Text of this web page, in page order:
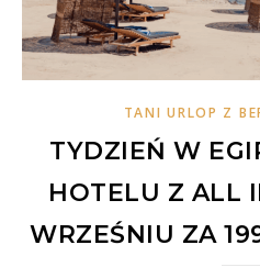
TANI URLOP Z
TYDZIEŃ W
HOTELU Z ALL
WRZEŚNIU ZA